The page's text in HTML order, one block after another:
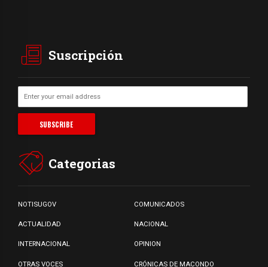
Suscripción
Categorias
NOTISUGOV COMUNICADOS
ACTUALIDAD NACIONAL
INTERNACIONAL OPINION
OTRAS VOCES CRÓNICAS DE MACONDO